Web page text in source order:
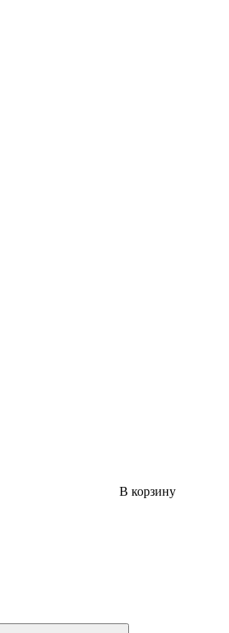
В корзину